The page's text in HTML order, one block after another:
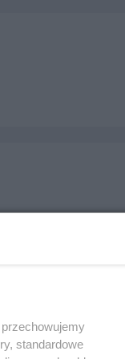
standardowe